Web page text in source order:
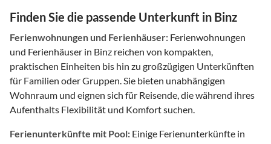
Finden Sie die passende Unterkunft in Binz
Ferienwohnungen und Ferienhäuser: Ferienwohnungen
und Ferienhäuser in Binz reichen von kompakten,
praktischen Einheiten bis hin zu großzügigen Unterkünften
für Familien oder Gruppen. Sie bieten unabhängigen
Wohnraum und eignen sich für Reisende, die während ihres
Aufenthalts Flexibilität und Komfort suchen.
Ferienunterkünfte mit Pool: Einige Ferienunterkünfte in